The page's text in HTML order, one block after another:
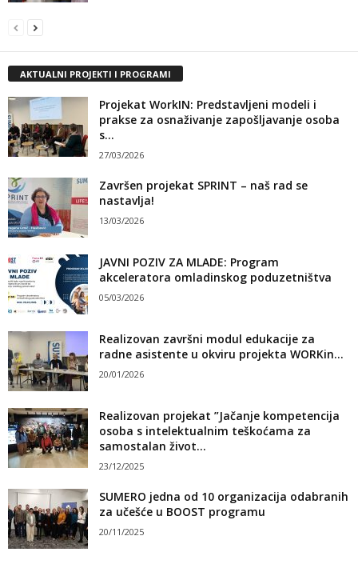
AKTUALNI PROJEKTI I PROGRAMI
Projekat WorkIN: Predstavljeni modeli i
prakse za osnaživanje zapošljavanje osoba
s...
27/03/2026
Završen projekat SPRINT – naš rad se
nastavlja!
13/03/2026
JAVNI POZIV ZA MLADE: Program
akceleratora omladinskog poduzetništva
05/03/2026
Realizovan završni modul edukacije za
radne asistente u okviru projekta WORKin...
20/01/2026
Realizovan projekat ”Jačanje kompetencija
osoba s intelektualnim teškoćama za
samostalan život...
23/12/2025
SUMERO jedna od 10 organizacija odabranih
za učešće u BOOST programu
20/11/2025